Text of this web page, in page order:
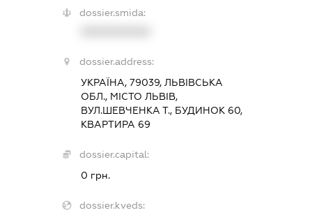
dossier.smida:
dossier.address:
УКРАЇНА, 79039, ЛЬВІВСЬКА
ОБЛ., МІСТО ЛЬВІВ,
ВУЛ.ШЕВЧЕНКА Т., БУДИНОК 60,
КВАРТИРА 69
dossier.capital:
0 грн.
dossier.kveds: